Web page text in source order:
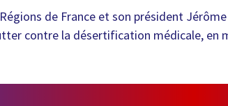
de France et son président
contre la désertification médicale,